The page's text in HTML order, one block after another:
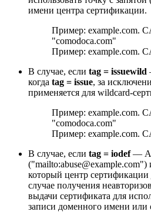
имени центра сертификации.
Пример: example.com.
"comodoca.com"
Пример: example.com.
В случае, если tag = issuewild
когда tag = issue, за
применяется для wildcard-
Пример: example.com.
"comodoca.com"
Пример: example.com.
В случае, если tag = iodef—
который центр сертификации
случае получения
выдачи сертификата для
записи доменного имени или